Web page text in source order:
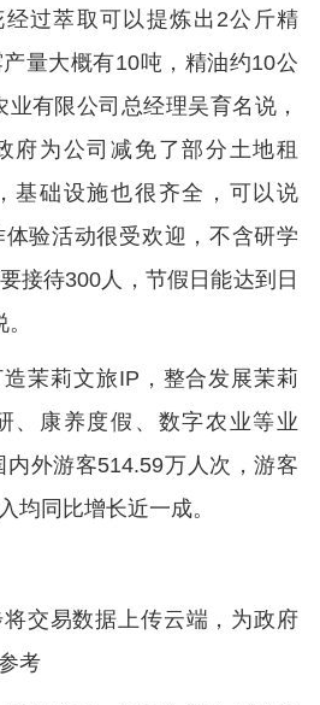
经过萃取可以提炼出2公斤精
量大概有10吨，精油约10公
业有限公司总经理吴育名说，
府为公司减免了部分土地租
基础设施也很齐全，可以说
体验活动很受欢迎，不含研学
接待300人，节假日能达到日
茉莉文旅IP，整合发展茉莉
、康养度假、数字农业等业
外游客514.59万人次，游客
均同比增长近一成。
交易数据上传云端，为政府
考